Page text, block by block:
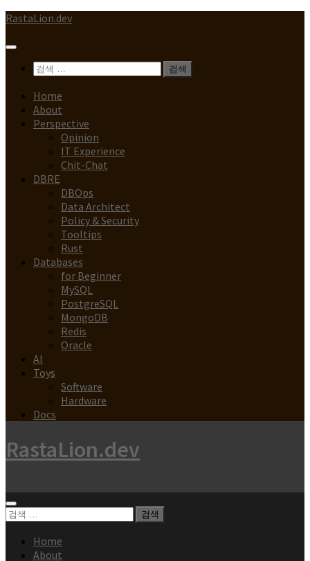
Skip
content
RastaLion.dev
검
Home
About
Perspective
Opinion
IT Experience
Chit-Chat
DBRE
DBOps
Data Architect
Policy & Security
Tooltips
Rust
Databases
for Beginner
MySQL
PostgreSQL
MongoDB
Redis
Oracle
AI
Toys
Software
Hardware
Docs
RastaLion.dev
검
Home
About